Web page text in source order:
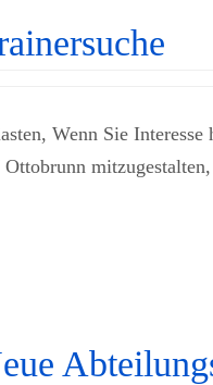
Wenn Sie